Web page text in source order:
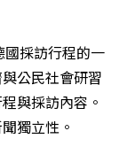
採訪行程的一
公民社會研習
與採訪內容。
獨立性。